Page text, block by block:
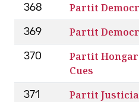
368 Partit
369 Partit
370
Partit
Cues
371 Partit